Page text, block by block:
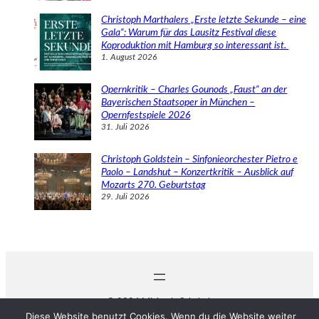
Christoph Marthalers „Erste letzte Sekunde – eine
Gala“: Warum für das Lausitz Festival diese
Koproduktion mit Hamburg so interessant ist.
1. August 2026
Opernkritik – Charles Gounods „Faust“ an der
Bayerischen Staatsoper in München –
Opernfestspiele 2026
31. Juli 2026
Christoph Goldstein – Sinfonieorchester Pietro e
Paolo – Landshut – Konzertkritik – Ausblick auf
Mozarts 270. Geburtstag
29. Juli 2026
Diese Website benutzt Cookies. Wenn du die Website weiter